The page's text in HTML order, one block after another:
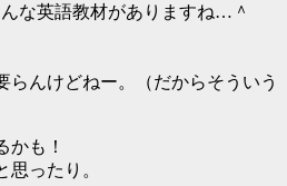
な英語教材がありますね…＾
らんけどねー。（だからそういう
かも！
思ったり。